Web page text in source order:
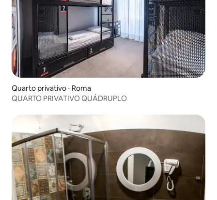
Quarto privativo ⋅ Roma
QUARTO PRIVATIVO QUÁDRUPLO